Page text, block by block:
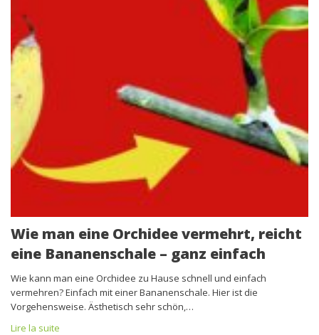
Wie man eine Orchidee vermehrt, reicht
eine Bananenschale – ganz einfach
Wie kann man eine Orchidee zu Hause schnell und einfach
vermehren? Einfach mit einer Bananenschale. Hier ist die
Vorgehensweise. Ästhetisch sehr schön,…
Lire la suite